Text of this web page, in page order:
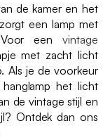
de kamer en het
een lamp met
Voor eenvintage
met zacht licht
Als je de voorkeur
het licht
de vintage stijl en
Ontdek dan ons